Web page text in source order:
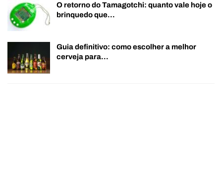
O retorno do Tamagotchi: quanto vale hoje o
brinquedo que…
Guia definitivo: como escolher a melhor
cerveja para…